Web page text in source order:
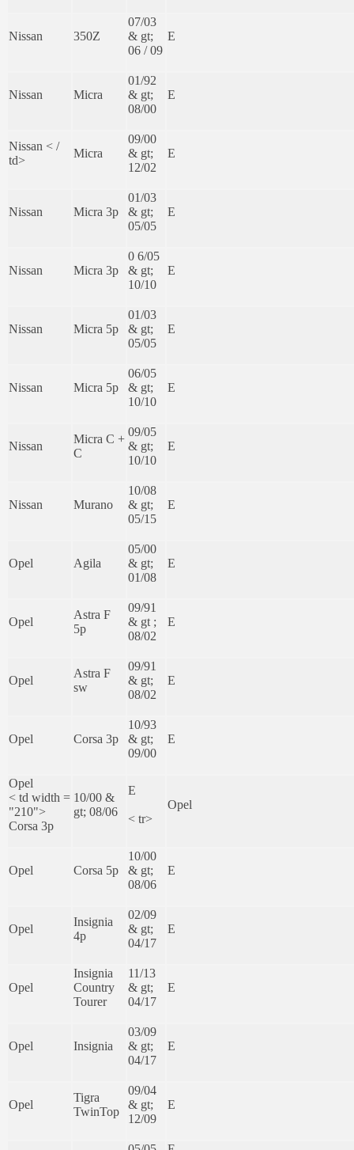
Nissan 350Z
07/03
& gt;
06 / 09
E
Nissan Micra
01/92
& gt;
08/00
E
Nissan < /
td>
Micra
09/00
& gt;
12/02
E
Nissan Micra 3p
01/03
& gt;
05/05
E
Nissan Micra 3p
0 6/05
& gt;
10/10
E
Nissan Micra 5p
01/03
& gt;
05/05
E
Nissan Micra 5p
06/05
& gt;
10/10
E
Nissan
Micra C +
C
09/05
& gt;
10/10
E
Nissan Murano
10/08
& gt;
05/15
E
Opel Agila
05/00
& gt;
01/08
E
Opel
Astra F
5p
09/91
& gt ;
08/02
E
Opel
Astra F
sw
09/91
& gt;
08/02
E
Opel Corsa 3p
10/93
& gt;
09/00
E
Opel
< td width =
"210">
Corsa 3p
10/00 &
gt; 08/06
E
< tr>
Opel
Opel Corsa 5p
10/00
& gt;
08/06
E
Opel
Insignia
4p
02/09
& gt;
04/17
E
Opel
Insignia
Country
Tourer
11/13
& gt;
04/17
E
Opel Insignia
03/09
& gt;
04/17
E
Opel
Tigra
TwinTop
09/04
& gt;
12/09
E